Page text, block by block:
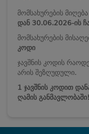
მომსახურების
დან 30.06.2026-ის
მომსახურების
კოდი
ჯავშნის კოდის
არის შეზღუდული.
1 ჯავშნის კოდით
ღამის განმავლობაში!